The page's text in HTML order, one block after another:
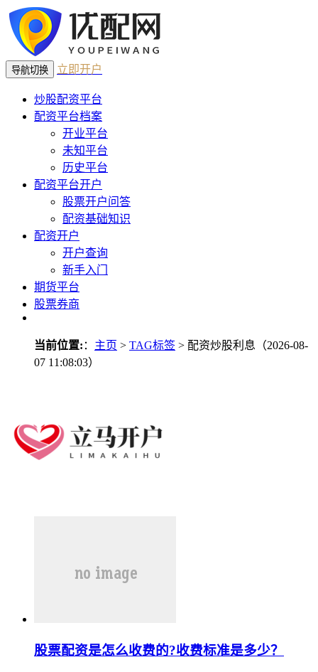
导航切换 立即开户
炒股配资平台
配资平台档案
开业平台
未知平台
历史平台
配资平台开户
股票开户问答
配资基础知识
配资开户
开户查询
新手入门
期货平台
股票券商
当前位置: ： 主页 > TAG标签 > 配资炒股利息（2026-08-
07 11:08:03）
股票配资是怎么收费的?收费标准是多少？